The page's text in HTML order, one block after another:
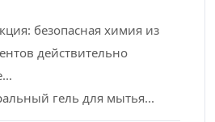
безопасная химия из
действительно
гель для мытья...